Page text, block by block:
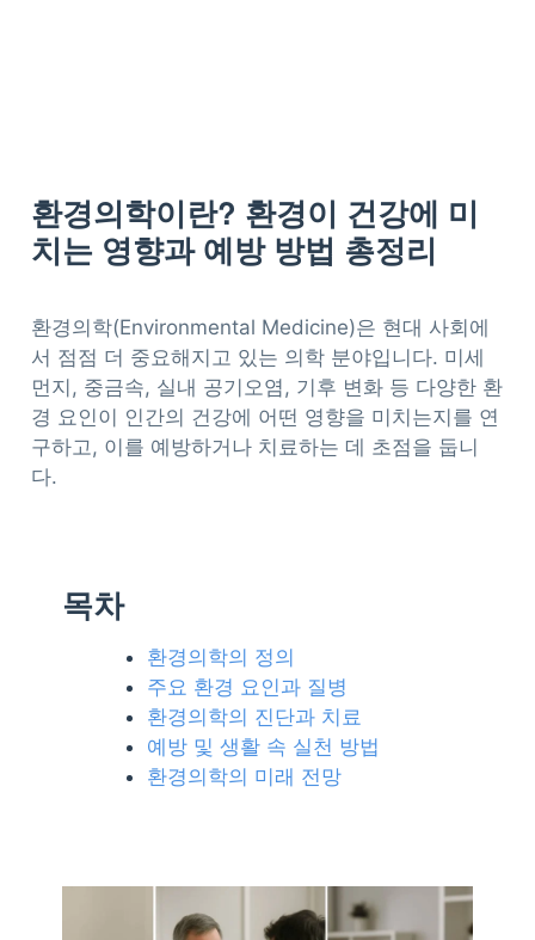
환경의학이란? 환경이 건강에 미
치는 영향과 예방 방법 총정리
환경의학(Environmental Medicine)은 현대 사회에
서 점점 더 중요해지고 있는 의학 분야입니다. 미세
먼지, 중금속, 실내 공기오염, 기후 변화 등 다양한 환
경 요인이 인간의 건강에 어떤 영향을 미치는지를 연
구하고, 이를 예방하거나 치료하는 데 초점을 둡니
다.
목차
환경의학의 정의
주요 환경 요인과 질병
환경의학의 진단과 치료
예방 및 생활 속 실천 방법
환경의학의 미래 전망